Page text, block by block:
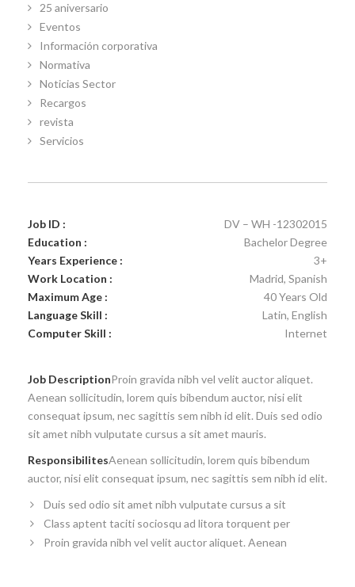
25 aniversario
Eventos
Información corporativa
Normativa
Noticias Sector
Recargos
revista
Servicios
Job ID :
DV – WH -12302015
Education :
Bachelor Degree
Years Experience :
3+
Work Location :
Madrid, Spanish
Maximum Age :
40 Years Old
Language Skill :
Latin, English
Computer Skill :
Internet
Job DescriptionProin gravida nibh vel velit auctor aliquet.
Aenean sollicitudin, lorem quis bibendum auctor, nisi elit
consequat ipsum, nec sagittis sem nibh id elit. Duis sed odio
sit amet nibh vulputate cursus a sit amet mauris.
ResponsibilitesAenean sollicitudin, lorem quis bibendum
auctor, nisi elit consequat ipsum, nec sagittis sem nibh id elit.
Duis sed odio sit amet nibh vulputate cursus a sit
Class aptent taciti sociosqu ad litora torquent per
Proin gravida nibh vel velit auctor aliquet. Aenean